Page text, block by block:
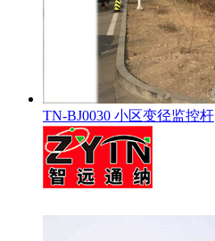
TN-BJ0030 小区变径监控杆